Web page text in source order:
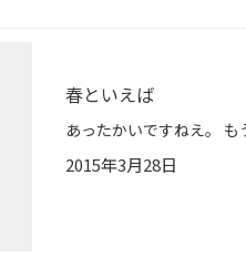
春といえば
2015年3月28日